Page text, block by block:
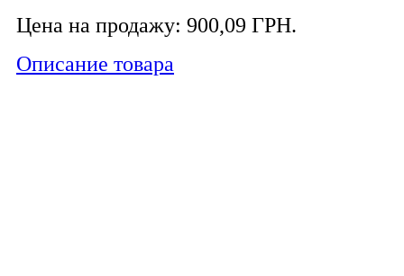
Цена на продажу: 900,09 ГРН.
Описание товара